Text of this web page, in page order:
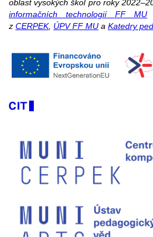
oblast vysokých škol pro roky
informačních technologií FF MU
z CERPEK, ÚPV FF MU a Katedry